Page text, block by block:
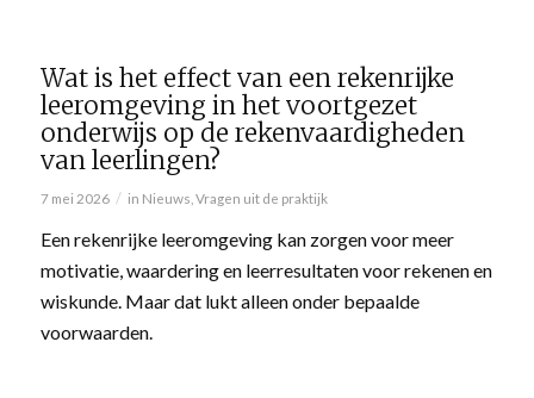
Wat is het effect van een rekenrijke
leeromgeving in het voortgezet
onderwijs op de rekenvaardigheden
van leerlingen?
7 mei 2026 / in Nieuws Vragen uit de praktijk
Een rekenrijke leeromgeving kan zorgen voor meer
motivatie, waardering en leerresultaten voor rekenen en
wiskunde. Maar dat lukt alleen onder bepaalde
voorwaarden.